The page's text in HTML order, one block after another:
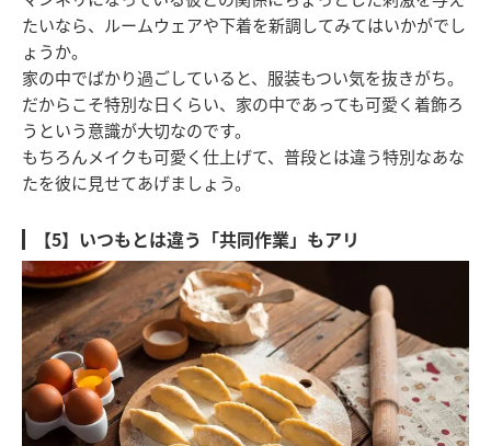
たいなら、ルームウェアや下着を新調してみてはいかがでし
ょうか。
家の中でばかり過ごしていると、服装もつい気を抜きがち。
だからこそ特別な日くらい、家の中であっても可愛く着飾ろ
うという意識が大切なのです。
もちろんメイクも可愛く仕上げて、普段とは違う特別なあな
たを彼に見せてあげましょう。
【5】いつもとは違う「共同作業」もアリ